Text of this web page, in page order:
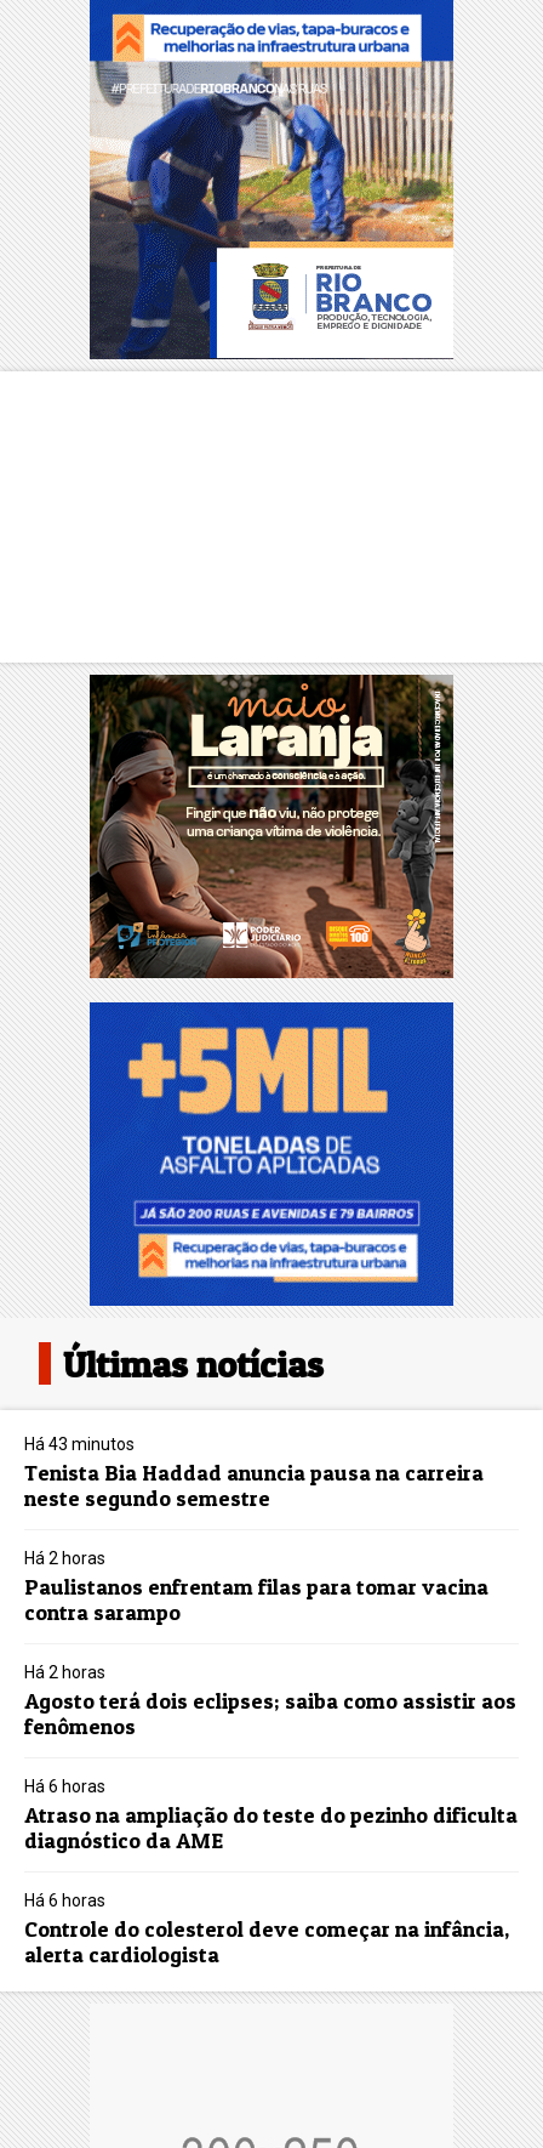
Últimas notícias
Há 43 minutos
Tenista Bia Haddad anuncia pausa na carreira
neste segundo semestre
Há 2 horas
Paulistanos enfrentam filas para tomar vacina
contra sarampo
Há 2 horas
Agosto terá dois eclipses; saiba como assistir aos
fenômenos
Há 6 horas
Atraso na ampliação do teste do pezinho dificulta
diagnóstico da AME
Há 6 horas
Controle do colesterol deve começar na infância,
alerta cardiologista